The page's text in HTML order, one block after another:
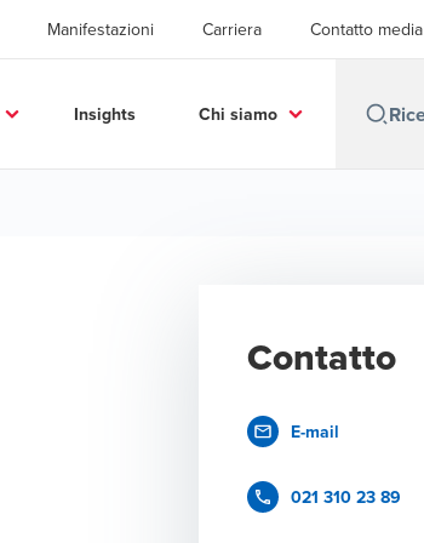
Manifestazioni Carriera Contatto media
Insights Chi siamo
Contatto
E-mail
021 310 23 89